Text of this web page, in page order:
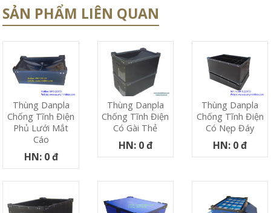
SẢN PHẨM LIÊN QUAN
Thùng Danpla
Chống Tĩnh Điện
Phủ Lưới Mắt
Cáo
HN: 0 đ
Thùng Danpla
Chống Tĩnh Điện
Có Gài Thẻ
HN: 0 đ
Thùng Danpla
Chống Tĩnh Điện
Có Nẹp Đáy
HN: 0 đ